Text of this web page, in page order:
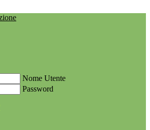
Nome Utente
Password